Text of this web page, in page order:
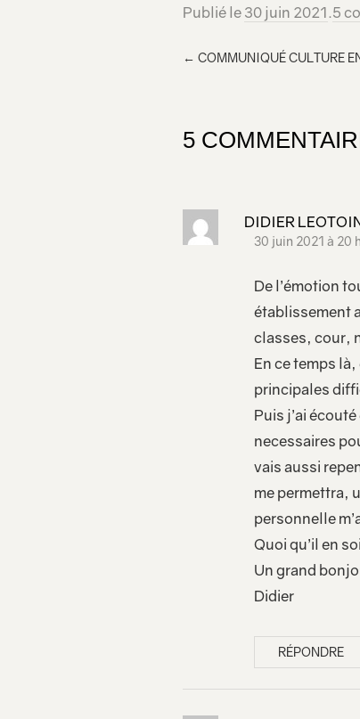
Publié le 30 juin 2021 .5
← COMMUNIQUÉ CULTURE
5
DIDIER
30 juin 2021 à 20
De l’émotion
établissement
classes, cour,
En ce temps
principales
Puis j’ai
necessaires
vais aussi
me permettra,
personnelle
Quoi qu’il en
Un grand
Didier
RÉPONDRE